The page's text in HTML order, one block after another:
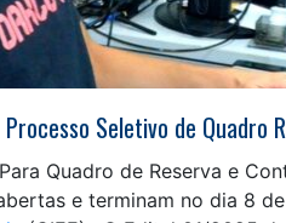
Seletivo de Quadro
Quadro de Reserva e
e terminam no dia 8